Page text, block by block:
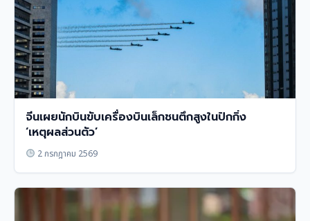
จีนเผยนักบินขับเครื่องบินเล็กชนตึกสูงในปักกิ่ง
‘เหตุผลส่วนตัว’
2 กรกฎาคม 2569